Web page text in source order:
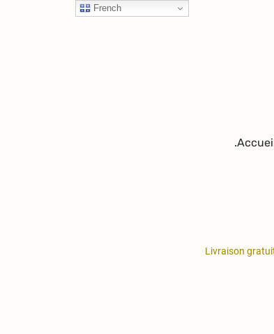
Livraison
French